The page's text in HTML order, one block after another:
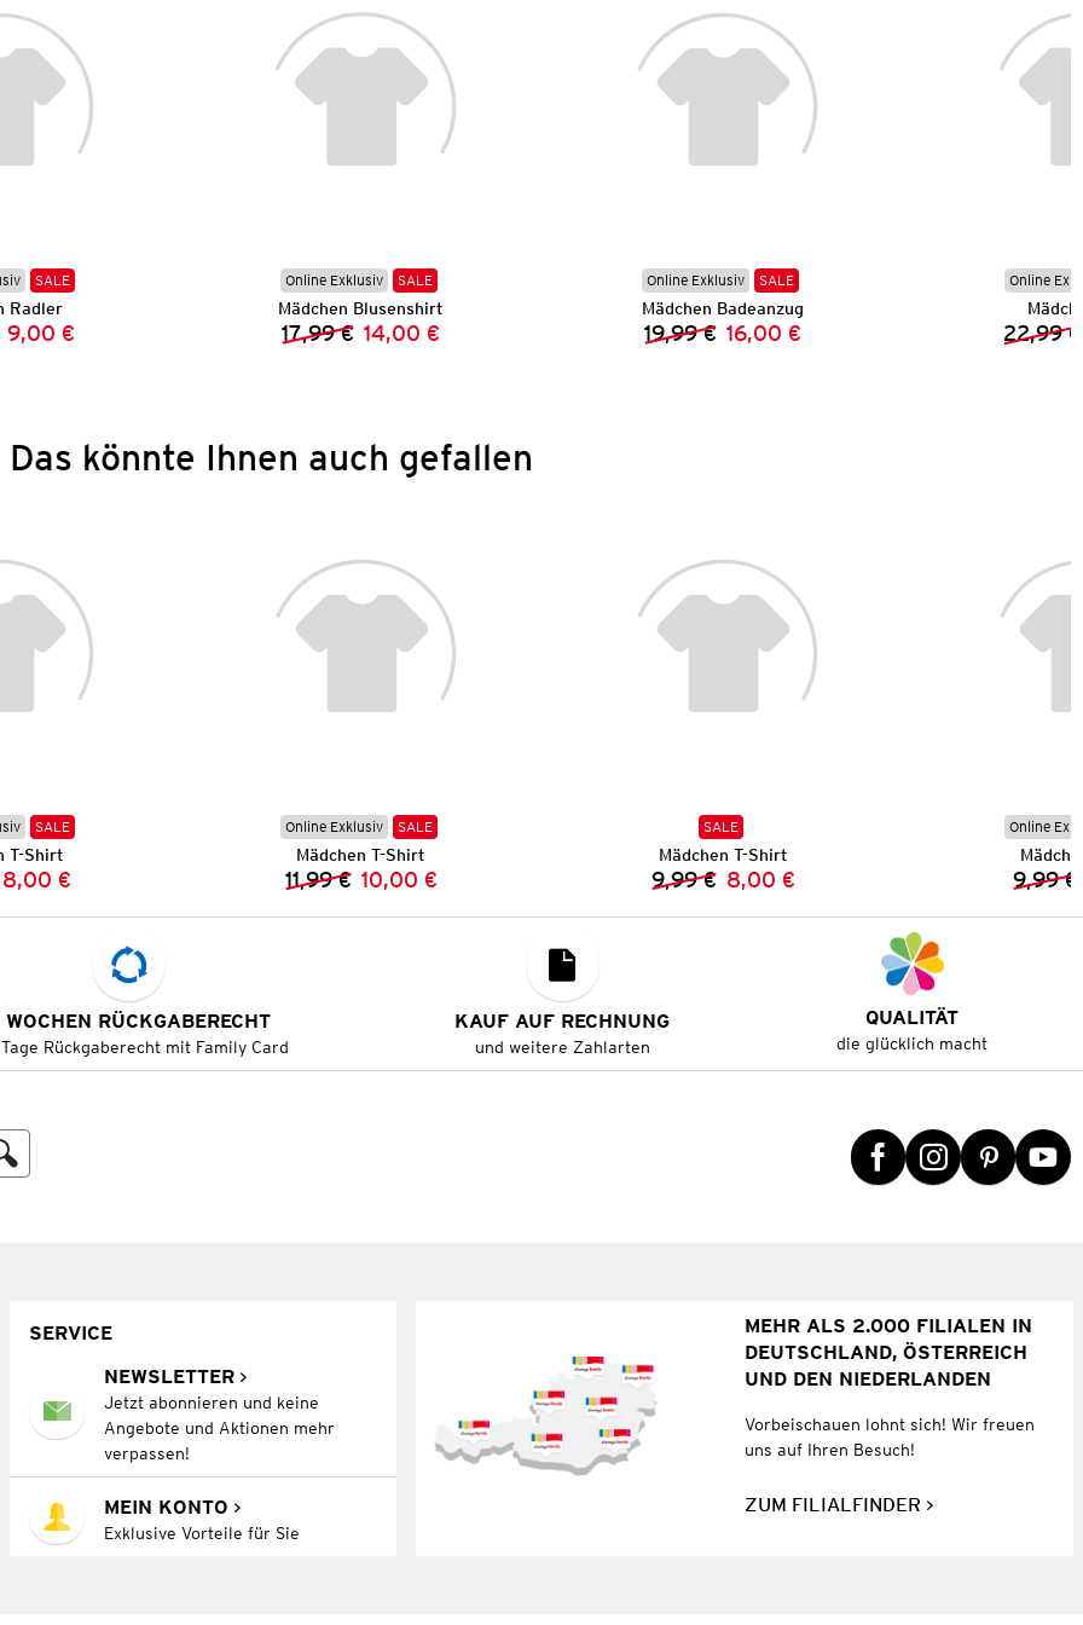
SALE
Radler
Preis:
Preis:
9,00 €
Online Exklusiv SALE
Mädchen Blusenshirt
Vorheriger Preis:
17,99 € Neuer Preis:
14,00 €
Online Exklusiv SALE
Mädchen Badeanzug
Vorheriger Preis:
19,99 € Neuer Preis:
16,00 €
Online
22,99 €
Das könnte Ihnen auch gefallen
SALE
T-Shirt
Preis:
Preis:
8,00 €
Online Exklusiv SALE
Mädchen T-Shirt
Vorheriger Preis:
11,99 € Neuer Preis:
10,00 €
SALE
Mädchen T-Shirt
Vorheriger Preis:
9,99 € Neuer Preis:
8,00 €
Online
9,99 €
RÜCKGABERECHT
Rückgaberecht mit Family Card
KAUF AUF RECHNUNG
und weitere Zahlarten
QUALITÄT
die glücklich macht
SERVICE
NEWSLETTER
Jetzt abonnieren und keine
Angebote und Aktionen mehr
verpassen!
MEIN KONTO
Exklusive Vorteile für Sie
MEHR ALS 2.000 FILIALEN IN
DEUTSCHLAND, ÖSTERREICH
UND DEN NIEDERLANDEN
Vorbeischauen lohnt sich! Wir freuen
uns auf Ihren Besuch!
ZUM FILIALFINDER